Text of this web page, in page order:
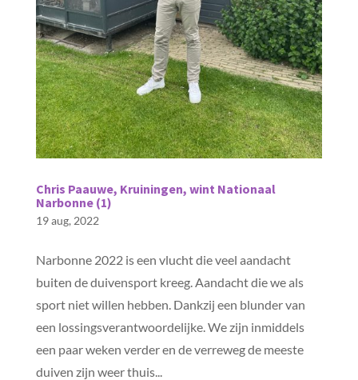
Chris Paauwe, Kruiningen, wint Nationaal
Narbonne (1)
19 aug, 2022
Narbonne 2022 is een vlucht die veel aandacht
buiten de duivensport kreeg. Aandacht die we als
sport niet willen hebben. Dankzij een blunder van
een lossingsverantwoordelijke. We zijn inmiddels
een paar weken verder en de verreweg de meeste
duiven zijn weer thuis...